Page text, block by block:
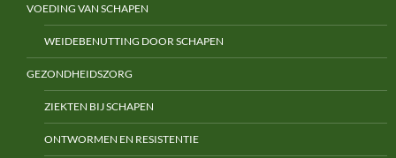
VOEDING VAN SCHAPEN
WEIDEBENUTTING DOOR SCHAPEN
GEZONDHEIDSZORG
ZIEKTEN BIJ SCHAPEN
ONTWORMEN EN RESISTENTIE